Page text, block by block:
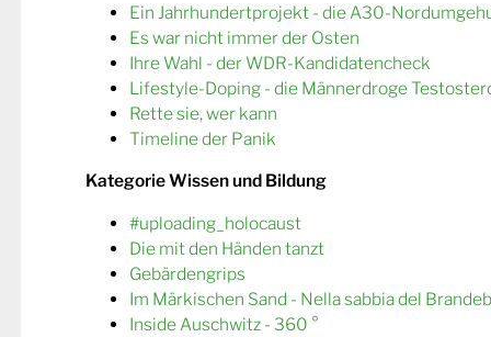
Ein Jahrhundertprojekt - die A30-
Es war nicht immer der Osten
Ihre Wahl - der WDR-Kandidatencheck
Lifestyle-Doping - die Männerdroge
Rette sie, wer kann
Timeline der Panik
Kategorie Wissen und Bildung
#uploading_holocaust
Die mit den Händen tanzt
Gebärdengrips
Im Märkischen Sand - Nella sabbia del
Inside Auschwitz - 360 °